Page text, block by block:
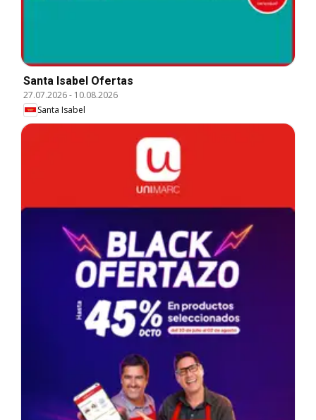
Santa Isabel Ofertas
27.07.2026- 10.08.2026
Santa Isabel